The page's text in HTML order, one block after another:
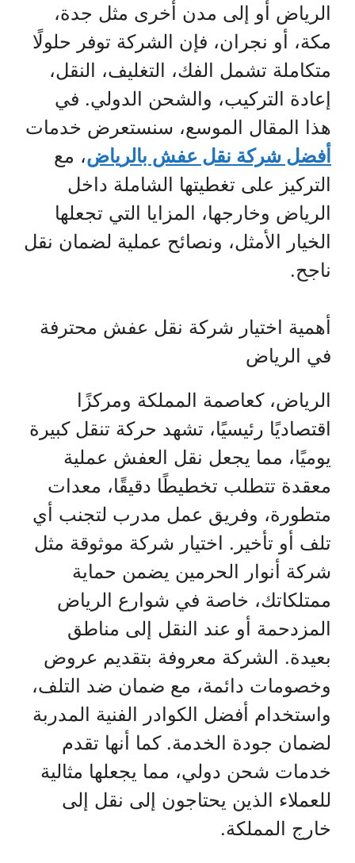
الرياض أو إلى مدن أخرى مثل جدة،
مكة، أو نجران، فإن الشركة توفر حلولًا
متكاملة تشمل الفك، التغليف، النقل،
إعادة التركيب، والشحن الدولي. في
هذا المقال الموسع، سنستعرض خدمات
أفضل شركة نقل عفش بالرياض، مع
التركيز على تغطيتها الشاملة داخل
الرياض وخارجها، المزايا التي تجعلها
الخيار الأمثل، ونصائح عملية لضمان نقل
ناجح.
أهمية اختيار شركة نقل عفش محترفة
في الرياض
الرياض، كعاصمة المملكة ومركزًا
اقتصاديًا رئيسيًا، تشهد حركة تنقل كبيرة
يوميًا، مما يجعل نقل العفش عملية
معقدة تتطلب تخطيطًا دقيقًا، معدات
متطورة، وفريق عمل مدرب لتجنب أي
تلف أو تأخير. اختيار شركة موثوقة مثل
شركة أنوار الحرمين يضمن حماية
ممتلكاتك، خاصة في شوارع الرياض
المزدحمة أو عند النقل إلى مناطق
بعيدة. الشركة معروفة بتقديم عروض
وخصومات دائمة، مع ضمان ضد التلف،
واستخدام أفضل الكوادر الفنية المدربة
لضمان جودة الخدمة. كما أنها تقدم
خدمات شحن دولي، مما يجعلها مثالية
للعملاء الذين يحتاجون إلى نقل إلى
خارج المملكة.